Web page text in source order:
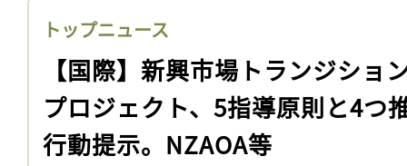
トップニュース
【国際】新興市場トランジショ
プロジェクト、5指導原則と4つ
行動提示。NZAOA等